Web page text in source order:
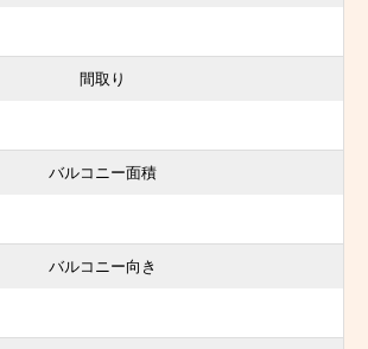
間取り
バルコニー面積
バルコニー向き